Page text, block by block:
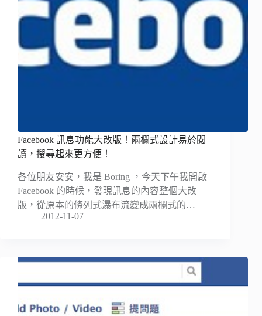
Facebook 訊息功能大改版！兩欄式設計易於閱
讀，搜尋起來更方便！
各位朋友安安，我是 Boring ，今天下午我開啟
Facebook 的時候，發現訊息的內容整個大改
版，從原本的條列式瀑布流變成兩欄式的…
2012-11-07